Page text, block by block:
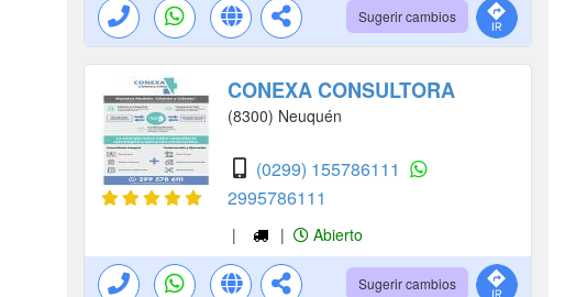
Sugerir cambios
CONEXA CONSULTORA
(8300) Neuquén
(0299) 155786111
2995786111
| | Abierto
Sugerir cambios